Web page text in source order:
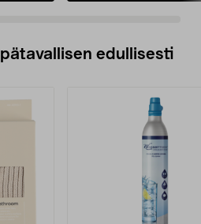
edullisesti